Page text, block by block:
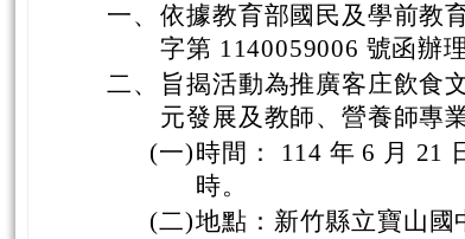
一、 依據教育部國民及學前教
字第 1140059006 號函辦理
二、
旨揭活動為推廣客庄飲食
元發展及教師、營養師專
(一)時間： 114 年 6 月 21
時。
(二)地點：新竹縣立寶山國